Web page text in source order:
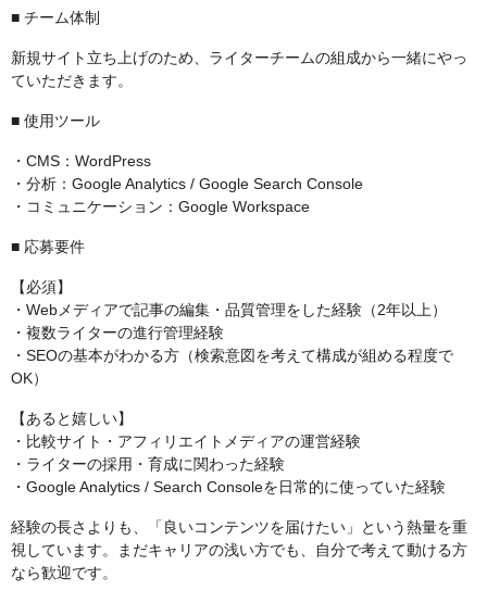
■ チーム体制
新規サイト立ち上げのため、ライターチームの組成から一緒にやっ
ていただきます。
■ 使用ツール
・CMS：WordPress
・分析：Google Analytics / Google Search Console
・コミュニケーション：Google Workspace
■ 応募要件
【必須】
・Webメディアで記事の編集・品質管理をした経験（2年以上）
・複数ライターの進行管理経験
・SEOの基本がわかる方（検索意図を考えて構成が組める程度で
OK）
【あると嬉しい】
・比較サイト・アフィリエイトメディアの運営経験
・ライターの採用・育成に関わった経験
・Google Analytics / Search Consoleを日常的に使っていた経験
経験の長さよりも、「良いコンテンツを届けたい」という熱量を重
視しています。まだキャリアの浅い方でも、自分で考えて動ける方
なら歓迎です。